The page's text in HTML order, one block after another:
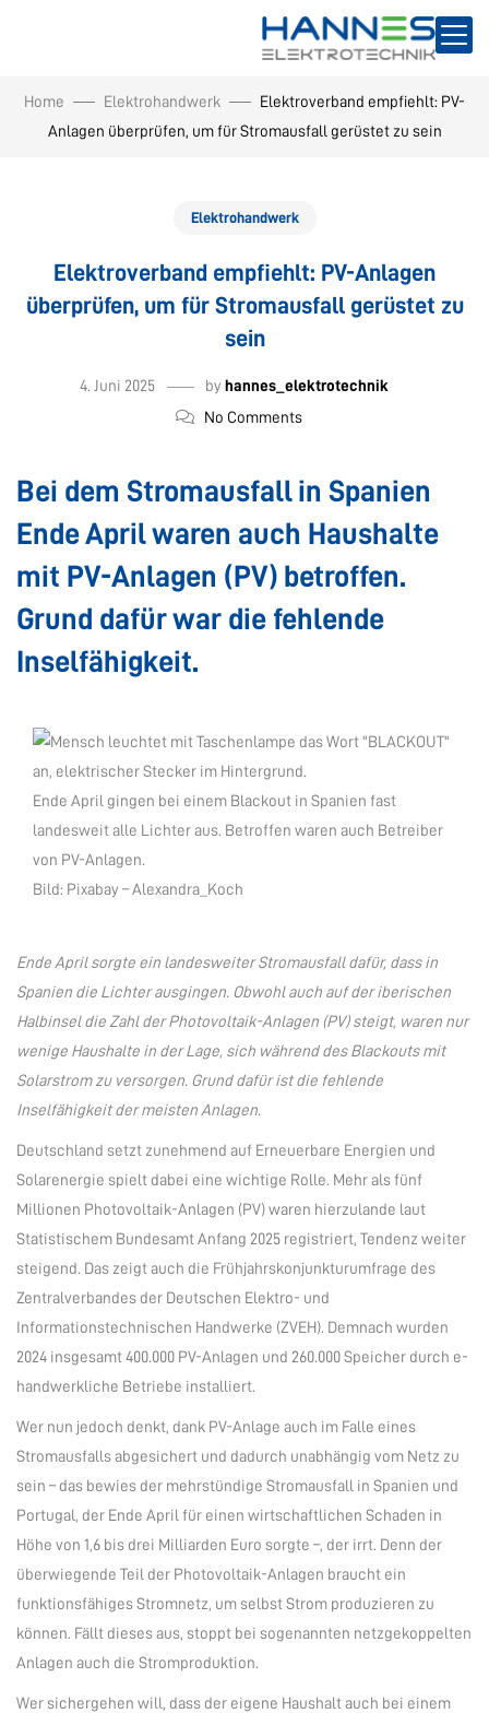
Home Elektrohandwerk
Elektroverband empfiehlt: PV-
Anlagen überprüfen, um für Stromausfall gerüstet zu sein
Elektrohandwerk
Elektroverband empfiehlt: PV-Anlagen
überprüfen, um für Stromausfall gerüstet zu
sein
4. Juni 2025 by hannes_elektrotechnik
No Comments
Bei dem Stromausfall in Spanien
Ende April waren auch Haushalte
mit PV-Anlagen (PV) betroffen.
Grund dafür war die fehlende
Inselfähigkeit.
Ende April gingen bei einem Blackout in Spanien fast
landesweit alle Lichter aus. Betroffen waren auch Betreiber
von PV-Anlagen.
Bild: Pixabay – Alexandra_Koch
Ende April sorgte ein landesweiter Stromausfall dafür, dass in
Spanien die Lichter ausgingen. Obwohl auch auf der iberischen
Halbinsel die Zahl der Photovoltaik-Anlagen (PV) steigt, waren nur
wenige Haushalte in der Lage, sich während des Blackouts mit
Solarstrom zu versorgen. Grund dafür ist die fehlende
Inselfähigkeit der meisten Anlagen.
Deutschland setzt zunehmend auf Erneuerbare Energien und
Solarenergie spielt dabei eine wichtige Rolle. Mehr als fünf
Millionen Photovoltaik-Anlagen (PV) waren hierzulande laut
Statistischem Bundesamt Anfang 2025 registriert, Tendenz weiter
steigend. Das zeigt auch die Frühjahrskonjunkturumfrage des
Zentralverbandes der Deutschen Elektro- und
Informationstechnischen Handwerke (ZVEH). Demnach wurden
2024 insgesamt 400.000 PV-Anlagen und 260.000 Speicher durch e-
handwerkliche Betriebe installiert.
Wer nun jedoch denkt, dank PV-Anlage auch im Falle eines
Stromausfalls abgesichert und dadurch unabhängig vom Netz zu
sein – das bewies der mehrstündige Stromausfall in Spanien und
Portugal, der Ende April für einen wirtschaftlichen Schaden in
Höhe von 1,6 bis drei Milliarden Euro sorgte –, der irrt. Denn der
überwiegende Teil der Photovoltaik-Anlagen braucht ein
funktionsfähiges Stromnetz, um selbst Strom produzieren zu
können. Fällt dieses aus, stoppt bei sogenannten netzgekoppelten
Anlagen auch die Stromproduktion.
Wer sichergehen will, dass der eigene Haushalt auch bei einem